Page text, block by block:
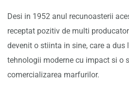
Desi in 1952 anul recunoasterii
receptat pozitiv de multi
devenit o stiinta in sine, care a dus
tehnologii moderne cu impact si o
comercializarea marfurilor.